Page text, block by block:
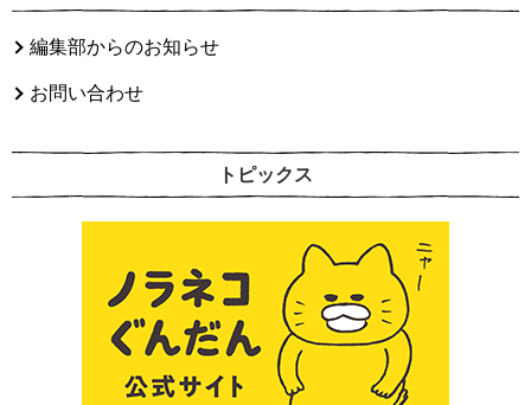
編集部からのお知らせ
お問い合わせ
トピックス